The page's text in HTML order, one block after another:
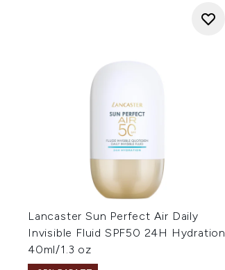
Lancaster Sun Perfect Air Daily
Invisible Fluid SPF50 24H Hydration
40ml/1.3 oz